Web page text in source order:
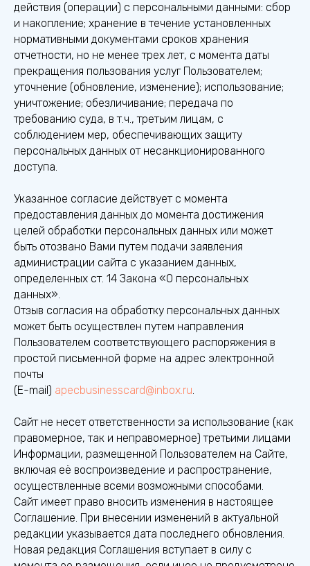
действия (операции) с персональными данными: сбор
и накопление; хранение в течение установленных
нормативными документами сроков хранения
отчетности, но не менее трех лет, с момента даты
прекращения пользования услуг Пользователем;
уточнение (обновление, изменение); использование;
уничтожение; обезличивание; передача по
требованию суда, в т.ч., третьим лицам, с
соблюдением мер, обеспечивающих защиту
персональных данных от несанкционированного
доступа.
Указанное согласие действует с момента
предоставления данных до момента достижения
целей обработки персональных данных или может
быть отозвано Вами путем подачи заявления
администрации сайта с указанием данных,
определенных ст. 14 Закона «О персональных
данных».
Отзыв согласия на обработку персональных данных
может быть осуществлен путем направления
Пользователем соответствующего распоряжения в
простой письменной форме на адрес электронной
почты
(E-mail) apecbusinesscard@inbox.ru.
Сайт не несет ответственности за использование (как
правомерное, так и неправомерное) третьими лицами
Информации, размещенной Пользователем на Сайте,
включая её воспроизведение и распространение,
осуществленные всеми возможными способами.
Сайт имеет право вносить изменения в настоящее
Соглашение. При внесении изменений в актуальной
редакции указывается дата последнего обновления.
Новая редакция Соглашения вступает в силу с